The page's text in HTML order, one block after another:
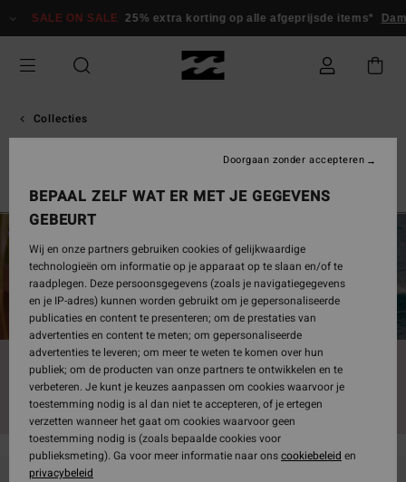
naar
raster
selectie
ON SALE 25% extra korting op alle afgeprijsde items* Dames
Collecties
Shapes for shapes by josie
Back Beach Surf Capsule Sunscape Sol Searcher
Shapes for shapes by josie
Celebrating shape and diversity.
A collection filled with love, light, movement and magic!
BEPAAL ZELF WAT ER MET JE GEGEVENS
GEBEURT
Wij en onze partners gebruiken cookies of gelijkwaardige
technologieën om informatie op je apparaat op te slaan en/of te
raadplegen. Deze persoonsgegevens (zoals je navigatiegegevens
en je IP-adres) kunnen worden gebruikt om je gepersonaliseerde
publicaties en content te presenteren; om de prestaties van
advertenties en content te meten; om gepersonaliseerde
advertenties te leveren; om meer te weten te komen over hun
publiek; om de producten van onze partners te ontwikkelen en te
verbeteren. Je kunt je keuzes aanpassen om cookies waarvoor je
toestemming nodig is al dan niet te accepteren, of je ertegen
verzetten wanneer het gaat om cookies waarvoor geen
toestemming nodig is (zoals bepaalde cookies voor
publieksmeting). Ga voor meer informatie naar onscookiebeleid en
privacybeleid
Doorgaan zonder accepteren